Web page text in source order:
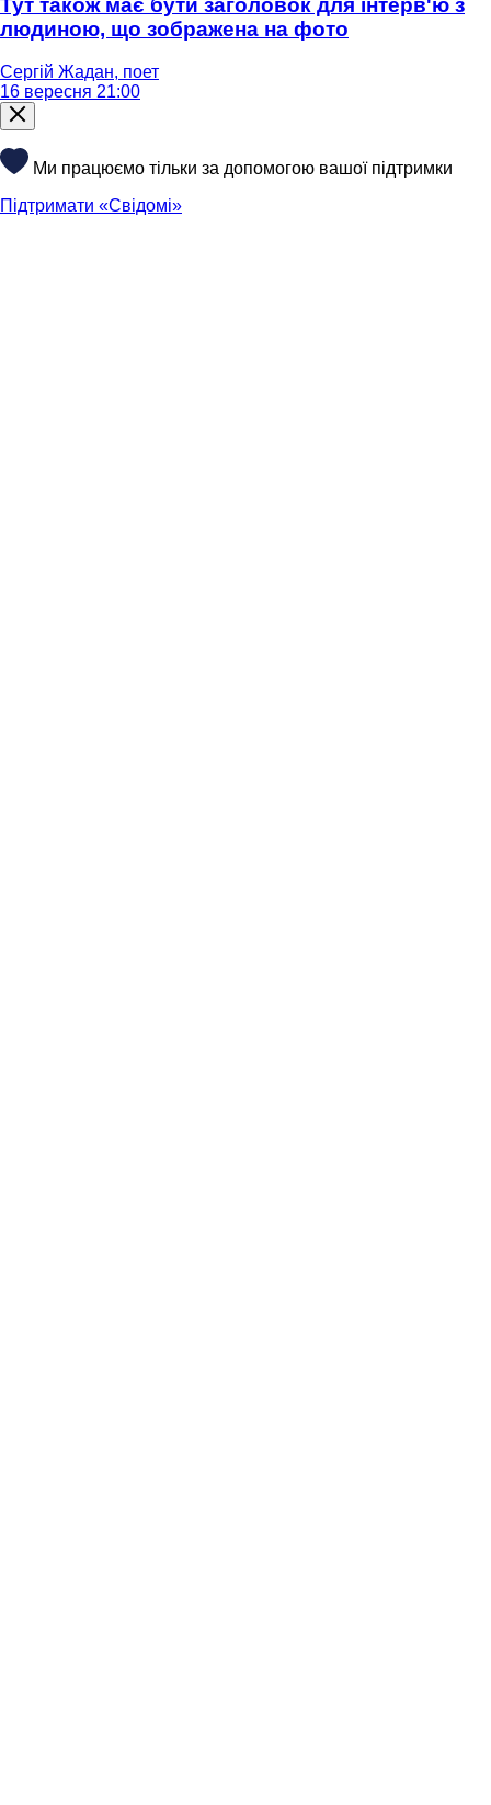
Тут також має бути заголовок для інтерв'ю з
людиною, що зображена на фото
Сергій Жадан, поет
16 вересня 21:00
Ми працюємо тільки за допомогою вашої підтримки
Підтримати «Свідомі»